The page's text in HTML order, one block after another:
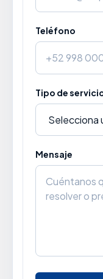
Teléfono
Tipo de
Mensaje